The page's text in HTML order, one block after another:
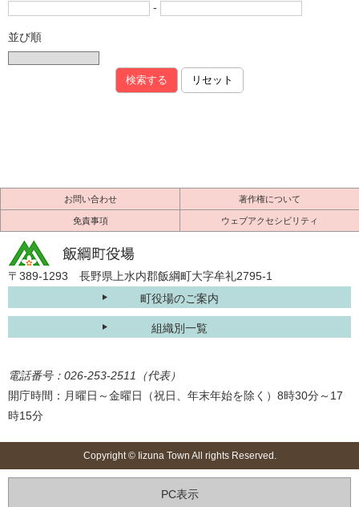
-
並び順
お問い合わせ 著作権について
免責事項 ウェブアクセシビリティ
〒389-1293 長野県上水内郡飯綱町大字牟礼2795-1
町役場のご案内
組織別一覧
電話番号：026-253-2511（代表）
開庁時間：月曜日～金曜日（祝日、年末年始を除く）8時30分～17
時15分
Copyright © Iizuna Town All rights Reserved.
PC表示